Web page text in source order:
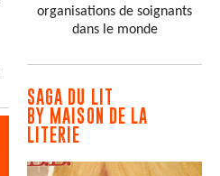
organisations de soignants
dans le monde
SAGA DU LIT
BY MAISON DE LA
LITERIE